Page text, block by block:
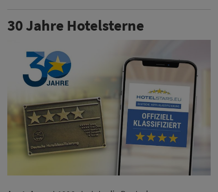
30 Jahre Hotelsterne